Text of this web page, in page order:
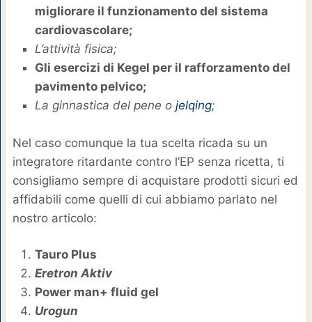
migliorare il funzionamento del sistema
cardiovascolare;
L’attività fisica;
Gli esercizi di Kegel per il rafforzamento del
pavimento pelvico;
La ginnastica del pene o jelqing;
Nel caso comunque la tua scelta ricada su un
integratore ritardante contro l’EP senza ricetta, ti
consigliamo sempre di acquistare prodotti sicuri ed
affidabili come quelli di cui abbiamo parlato nel
nostro articolo:
Tauro Plus
Eretron Aktiv
Power man+ fluid gel
Urogun